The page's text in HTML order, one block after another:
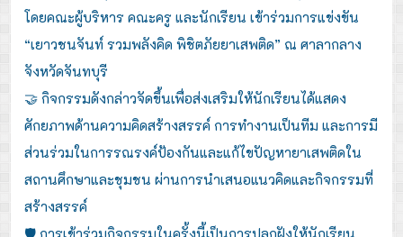
โดยคณะผู้บริหาร คณะครู และนักเรียน เข้าร่วมการแข่งขัน
“เยาวชนจันท์ รวมพลังคิด พิชิตภัยยาเสพติด” ณ ศาลากลาง
จังหวัดจันทบุรี
🤝 กิจกรรมดังกล่าวจัดขึ้นเพื่อส่งเสริมให้นักเรียนได้แสดง
ศักยภาพด้านความคิดสร้างสรรค์ การทำงานเป็นทีม และการมี
ส่วนร่วมในการรณรงค์ป้องกันและแก้ไขปัญหายาเสพติดใน
สถานศึกษาและชุมชน ผ่านการนำเสนอแนวคิดและกิจกรรมที่
สร้างสรรค์
🛡️ การเข้าร่วมกิจกรรมในครั้งนี้เป็นการปลูกฝังให้นักเรียน